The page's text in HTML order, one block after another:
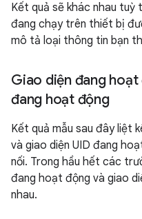
Kết quả sẽ khác nhau tuỳ
đang chạy trên thiết bị
mô tả loại thông tin bạn
Giao diện đang
đang hoạt động
Kết quả mẫu sau đây liệt
và giao diện UID đang
nối. Trong hầu hết các
đang hoạt động và giao
nhau.